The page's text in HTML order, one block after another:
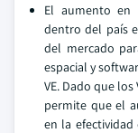
El aumento en
dentro del país
del mercado
espacial y
VE. Dado que
permite que el
en la efectividad